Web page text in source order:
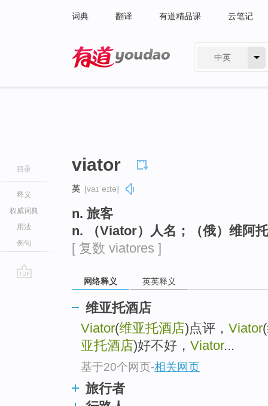
词典 翻译 有道精品课 云笔记
中英
目录
释义
权威词典
用法
例句
viator
英 [vaɪˈeɪtə]
n. 旅客
n. （Viator）人名；（俄）维阿
[ 复数 viatores ]
网络释义 英英释义
维亚托酒店
Viator(维亚托酒店)点评， Viator(
亚托酒店)好不好， Viator...
基于20个网页-相关网页
旅行者